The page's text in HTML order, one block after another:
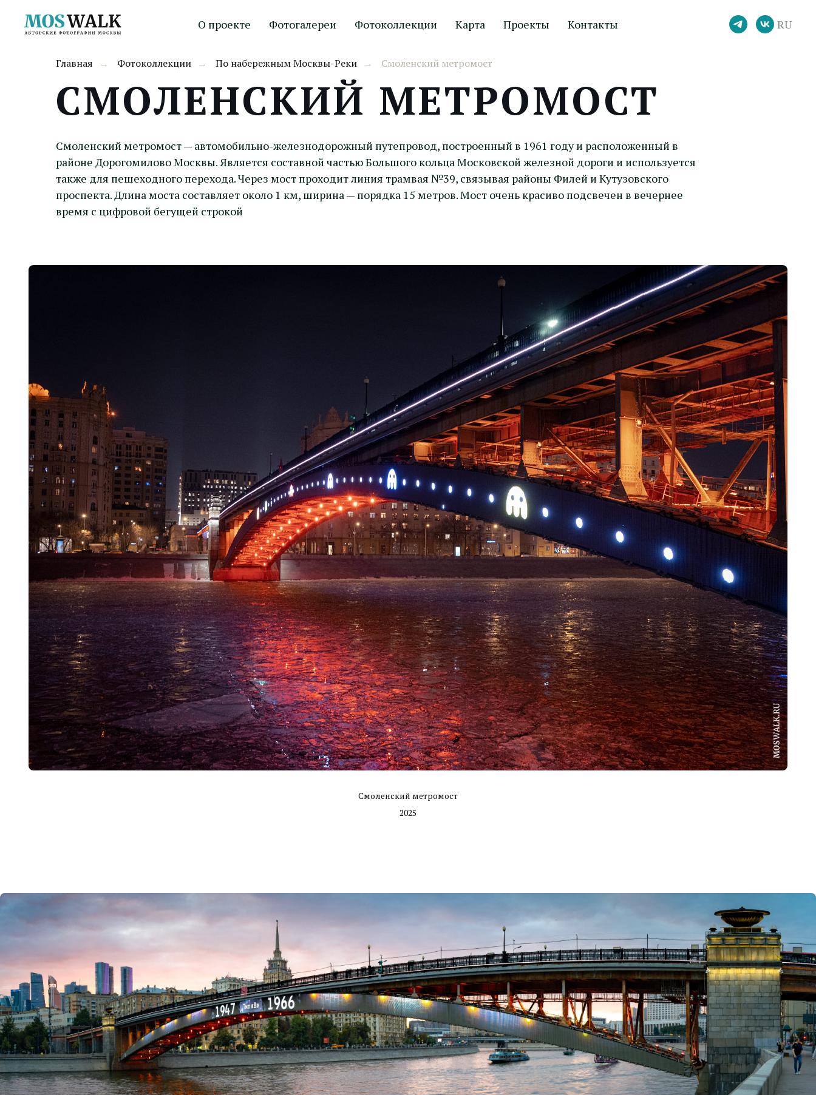
О проекте Фотогалереи Фотоколлекции Карта Проекты Контакты RU
Главная → Фотоколлекции → По набережным Москвы-Реки → Смоленский метромост
СМОЛЕНСКИЙ МЕТРОМОСТ
Смоленский метромост — автомобильно-железнодорожный путепровод, построенный в 1961 году и расположенный в
районе Дорогомилово Москвы. Является составной частью Большого кольца Московской железной дороги и используется
также для пешеходного перехода. Через мост проходит линия трамвая №39, связывая районы Филей и Кутузовского
проспекта. Длина моста составляет около 1 км, ширина — порядка 15 метров. Мост очень красиво подсвечен в вечернее
время с цифровой бегущей строкой
Смоленский метромост
2025